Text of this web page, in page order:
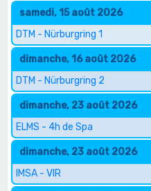
samedi, 15 août 2026
DTM - Nürburgring 1
dimanche, 16 août 2026
DTM - Nürburgring 2
dimanche, 23 août 2026
ELMS - 4h de Spa
dimanche, 23 août 2026
IMSA - VIR